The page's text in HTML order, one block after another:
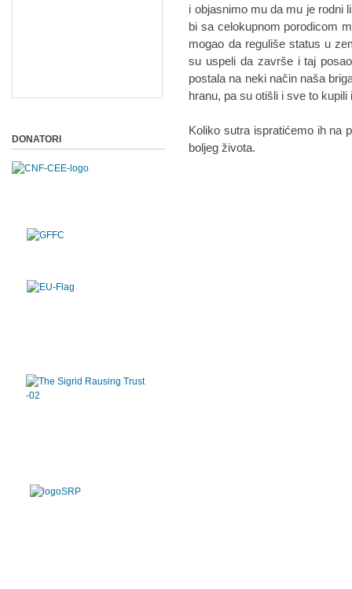
i objasnimo mu da mu je rodni
bi sa celokupnom porodicom
mogao da reguliše status u
su uspeli da završe i taj
postala na neki način naša
hranu, pa su otišli i sve to
Koliko sutra ispratićemo ih na
boljeg života.
DONATORI